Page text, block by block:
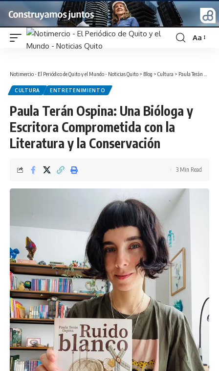
Font
Aa
Notimercio - El Periódico de Quito y el Mundo - Noticias Quito > Blog > Cultura > Paula Terán Ospina: Una Bióloga y Escritora Comprometida con la Literatura y la Conservación
CULTURA ENTRETENIMIENTO
Paula Terán Ospina: Una Bióloga y
Escritora Comprometida con la
Literatura y la Conservación
3 Min Read